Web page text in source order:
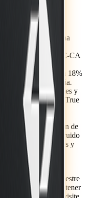
Fi HyperCoex que
en un 90% para una
compatible con 2CC-CA
descendente y un 18%
con la competencia.
colores con imágenes y
vívidas y admite True
del color,
realistas.
con reducción de
y reducción de ruido
y Arcsoft para selfies y
por MediaTek
en el primer trimestre
disponible. Para obtener
de MediaTek, visite